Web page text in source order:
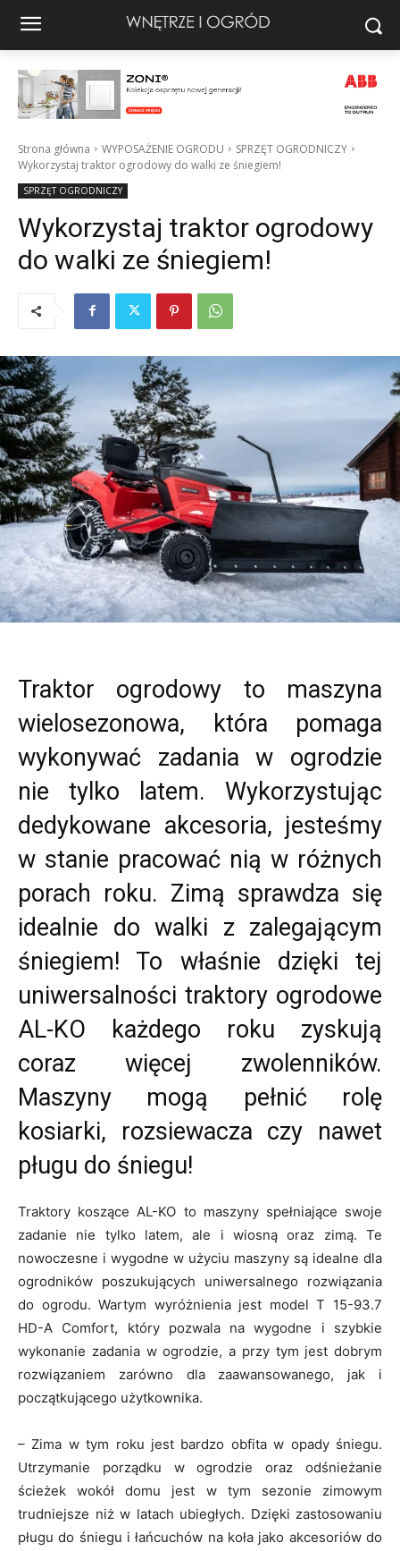
Strona główna WYPOSAŻENIE OGRODU
SPRZĘT OGRODNICZY
Wykorzystaj traktor ogrodowy do walki ze śniegiem!
SPRZĘT OGRODNICZY
Wykorzystaj traktor ogrodowy
do walki ze śniegiem!
Traktor ogrodowy to maszyna
wielosezonowa, która pomaga
wykonywać zadania w ogrodzie
nie tylko latem. Wykorzystując
dedykowane akcesoria, jesteśmy
w stanie pracować nią w różnych
porach roku. Zimą sprawdza się
idealnie do walki z zalegającym
śniegiem! To właśnie dzięki tej
uniwersalności traktory ogrodowe
AL-KO każdego roku zyskują
coraz więcej zwolenników.
Maszyny mogą pełnić rolę
kosiarki, rozsiewacza czy nawet
pługu do śniegu!
Traktory koszące AL-KO to maszyny spełniające swoje
zadanie nie tylko latem, ale i wiosną oraz zimą. Te
nowoczesne i wygodne w użyciu maszyny są idealne dla
ogrodników poszukujących uniwersalnego rozwiązania
do ogrodu. Wartym wyróżnienia jest model T 15-93.7
HD-A Comfort, który pozwala na wygodne i szybkie
wykonanie zadania w ogrodzie, a przy tym jest dobrym
rozwiązaniem zarówno dla zaawansowanego, jak i
początkującego użytkownika.
– Zima w tym roku jest bardzo obfita w opady śniegu.
Utrzymanie porządku w ogrodzie oraz odśnieżanie
ścieżek wokół domu jest w tym sezonie zimowym
trudniejsze niż w latach ubiegłych. Dzięki zastosowaniu
pługu do śniegu i łańcuchów na koła jako akcesoriów do